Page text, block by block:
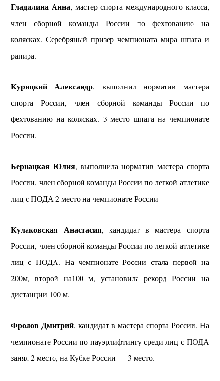
Гладилина Анна, мастер спорта международного класса,
член сборной команды России по фехтованию на
колясках. Серебряный призер чемпионата мира шпага и
рапира.
Курицкий Александр, выполнил норматив мастера
спорта России, член сборной команды России по
фехтованию на колясках. 3 место шпага на чемпионате
России.
Бернацкая Юлия, выполнила норматив мастера спорта
России, член сборной команды России по легкой атлетике
лиц с ПОДА 2 место на чемпионате России
Кулаковская Анастасия, кандидат в мастера спорта
России, член сборной команды России по легкой атлетике
лиц с ПОДА. На чемпионате России стала первой на
200м, второй на100 м, установила рекорд России на
дистанции 100 м.
Фролов Дмитрий, кандидат в мастера спорта России. На
чемпионате России по пауэрлифтингу среди лиц с ПОДА
занял 2 место, на Кубке России — 3 место.